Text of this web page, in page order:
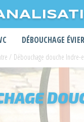
DÉBOUCHAGE ÉVIER
/ Débouchage douche Indre-